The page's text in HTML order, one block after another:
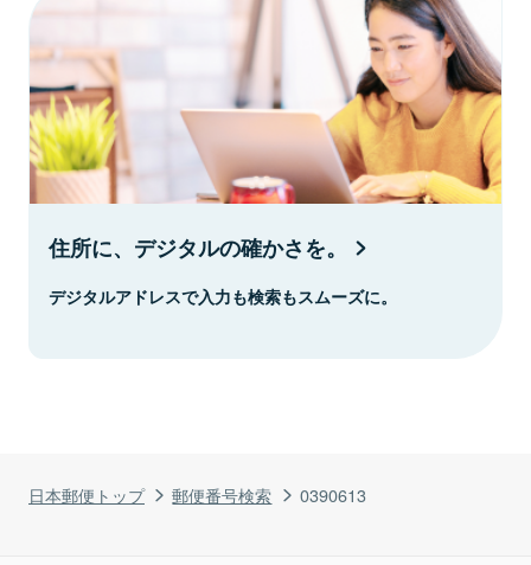
日本郵便トップ 郵便番号検索 0390613
住所に、デジタルの確かさを。
デジタルアドレスで入力も検索もスムーズに。